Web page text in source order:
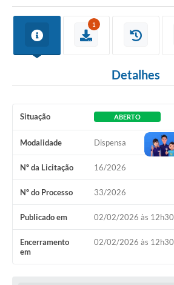
PLANO ANUAL DE CONTRATAÇÕES (PAC)
Contato
Ordem de Serviços
Serviços e Informações Online
Licitações
Secretarias de Júlio de Castilhos
Coronavírus
Certidão Negativa
Alvará
1
Detalhes
Situação ABERTO
Modalidade Dispensa
Nº da Licitação 16/2026
Nº do Processo 33/2026
Publicado em 02/02/2026 às 12h30
Encerramento
em
02/02/2026 às 12h30